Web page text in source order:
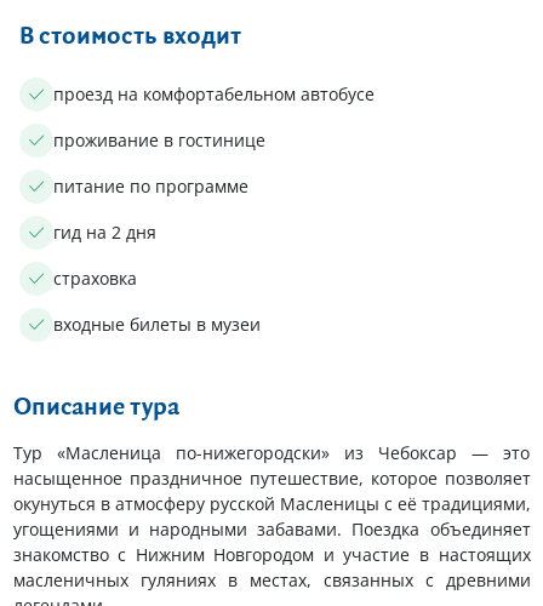
В стоимость входит
проезд на комфортабельном автобусе
проживание в гостинице
питание по программе
гид на 2 дня
страховка
входные билеты в музеи
Описание тура
Тур «Масленица по-нижегородски» из Чебоксар — это
насыщенное праздничное путешествие, которое позволяет
окунуться в атмосферу русской Масленицы с её традициями,
угощениями и народными забавами. Поездка объединяет
знакомство с Нижним Новгородом и участие в настоящих
масленичных гуляниях в местах, связанных с древними